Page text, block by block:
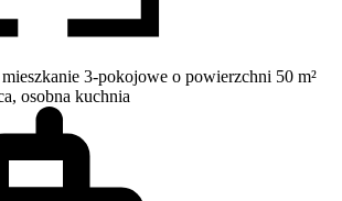
3-pokojowe o powierzchni 50 m²
osobna kuchnia